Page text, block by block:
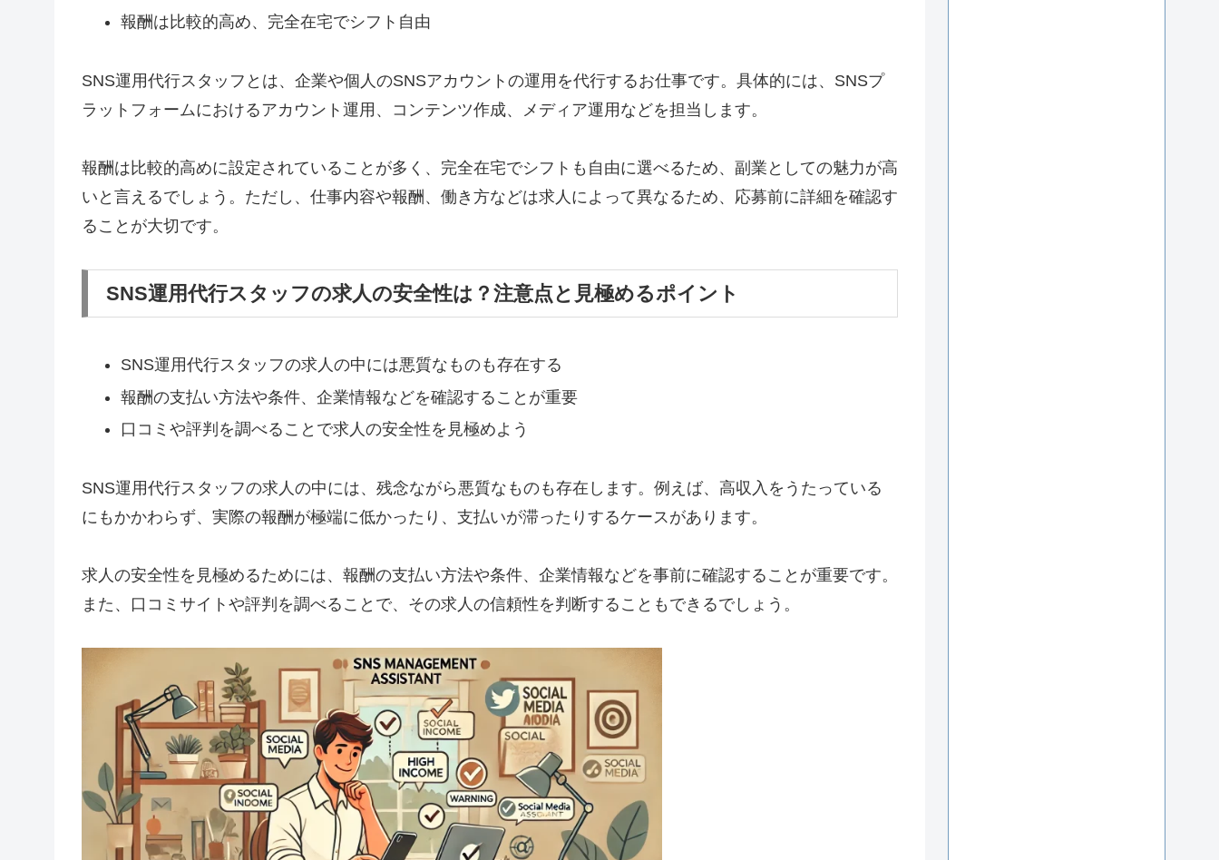
報酬は比較的高め、完全在宅でシフト自由
SNS運用代行スタッフとは、企業や個人のSNSアカウントの運用を代行するお仕事です。具体的には、SNSプ
ラットフォームにおけるアカウント運用、コンテンツ作成、メディア運用などを担当します。
報酬は比較的高めに設定されていることが多く、完全在宅でシフトも自由に選べるため、副業としての魅力が高
いと言えるでしょう。ただし、仕事内容や報酬、働き方などは求人によって異なるため、応募前に詳細を確認す
ることが大切です。
SNS運用代行スタッフの求人の安全性は？注意点と見極めるポイント
SNS運用代行スタッフの求人の中には悪質なものも存在する
報酬の支払い方法や条件、企業情報などを確認することが重要
口コミや評判を調べることで求人の安全性を見極めよう
SNS運用代行スタッフの求人の中には、残念ながら悪質なものも存在します。例えば、高収入をうたっている
にもかかわらず、実際の報酬が極端に低かったり、支払いが滞ったりするケースがあります。
求人の安全性を見極めるためには、報酬の支払い方法や条件、企業情報などを事前に確認することが重要です。
また、口コミサイトや評判を調べることで、その求人の信頼性を判断することもできるでしょう。